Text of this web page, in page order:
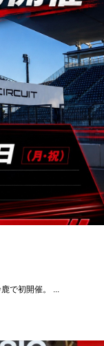
Honda All Type R World Meeting が ついに聖地・鈴鹿で初開催。 ...